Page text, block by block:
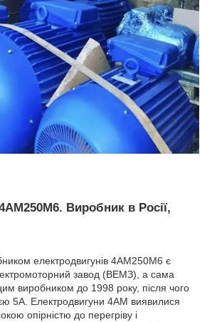
Виробник в Росії,
електродвигунів 4АМ250М6 є
завод (ВЕМЗ), а сама
виробником до 1998 року, після чого
5А. Електродвигуни 4АМ виявилися
опірністю до перегріву і